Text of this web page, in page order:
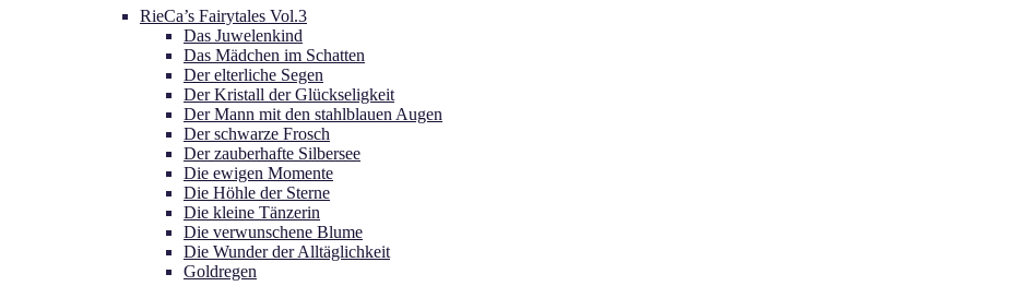
RieCa’s Fairytales Vol.3
Das Juwelenkind
Das Mädchen im Schatten
Der elterliche Segen
Der Kristall der Glückseligkeit
Der Mann mit den stahlblauen Augen
Der schwarze Frosch
Der zauberhafte Silbersee
Die ewigen Momente
Die Höhle der Sterne
Die kleine Tänzerin
Die verwunschene Blume
Die Wunder der Alltäglichkeit
Goldregen